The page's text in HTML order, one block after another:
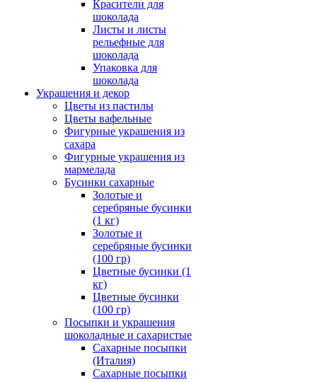
Красители для
шоколада
Листы и листы
рельефные для
шоколада
Упаковка для
шоколада
Украшения и декор
Цветы из пастилы
Цветы вафельные
Фигурные украшения из
сахара
Фигурные украшения из
мармелада
Бусинки сахарные
Золотые и
серебряные бусинки
(1 кг)
Золотые и
серебряные бусинки
(100 гр)
Цветные бусинки (1
кг)
Цветные бусинки
(100 гр)
Посыпки и украшения
шоколадные и сахаристые
Сахарные посыпки
(Италия)
Сахарные посыпки